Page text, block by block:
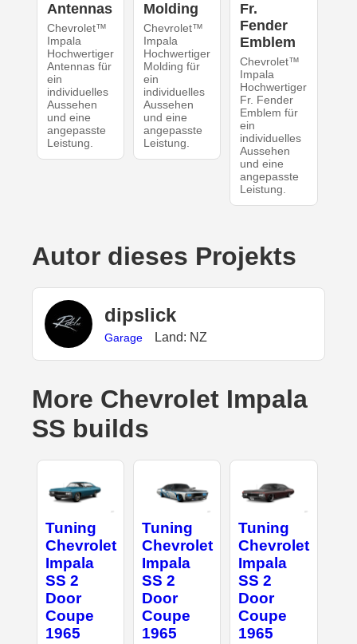
Antennas
Chevrolet™
Impala
Hochwertiger
Antennas für
ein
individuelles
Aussehen
und eine
angepasste
Leistung.
Molding
Chevrolet™
Impala
Hochwertiger
Molding für
ein
individuelles
Aussehen
und eine
angepasste
Leistung.
Fr.
Fender
Emblem
Chevrolet™
Impala
Hochwertiger
Fr. Fender
Emblem für
ein
individuelles
Aussehen
und eine
angepasste
Leistung.
Autor dieses Projekts
dipslick
Garage Land: NZ
More Chevrolet Impala
SS builds
Tuning
Chevrolet
Impala
SS 2
Door
Coupe
1965
Tuning
Chevrolet
Impala
SS 2
Door
Coupe
1965
Tuning
Chevrolet
Impala
SS 2
Door
Coupe
1965